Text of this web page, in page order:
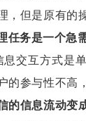
，但是原有的
任务是一个急
息交互方式是
的参与性不高
的信息流动变